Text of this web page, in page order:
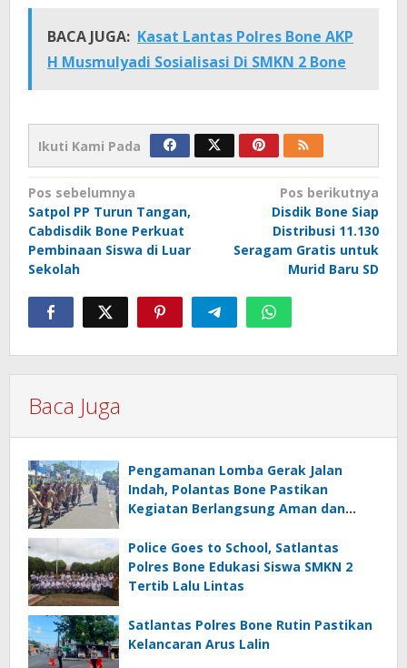
BACA JUGA: Kasat Lantas Polres Bone AKP
H Musmulyadi Sosialisasi Di SMKN 2 Bone
Ikuti Kami Pada
Navigasi
pos
Pos sebelumnya
Satpol PP Turun Tangan,
Cabdisdik Bone Perkuat
Pembinaan Siswa di Luar
Sekolah
Pos berikutnya
Disdik Bone Siap
Distribusi 11.130
Seragam Gratis untuk
Murid Baru SD
Baca Juga
Pengamanan Lomba Gerak Jalan
Indah, Polantas Bone Pastikan
Kegiatan Berlangsung Aman dan
Police Goes to School, Satlantas
Polres Bone Edukasi Siswa SMKN 2
Tertib Lalu Lintas
Satlantas Polres Bone Rutin Pastikan
Kelancaran Arus Lalin